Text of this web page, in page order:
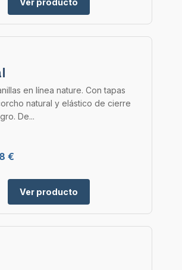
Ver producto
en línea nature. Con tapas
natural y elástico de cierre
De...
€
Ver producto